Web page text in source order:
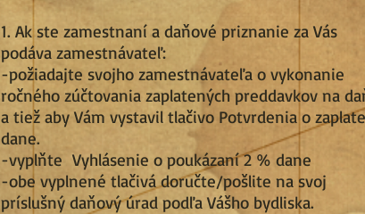
1. Ak ste zamestnaní a daňové priznanie za Vás
podáva zamestnávateľ:
-požiadajte svojho zamestnávateľa o vykonanie
ročného zúčtovania zaplatených preddavkov na
a tiež aby Vám vystavil tlačivo Potvrdenia o
dane.
-vyplňte Vyhlásenie o poukázaní 2 % dane
-obe vyplnené tlačivá doručte/pošlite na svoj
príslušný daňový úrad podľa Vášho bydliska.